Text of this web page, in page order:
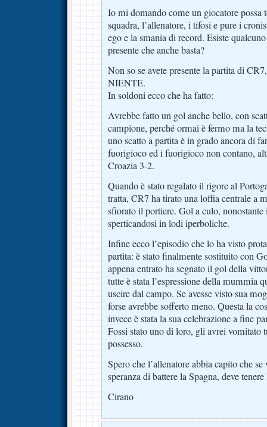
Io mi domando come un giocatore possa
squadra, l’allenatore, i tifosi e pure i
ego e la smania di record. Esiste
presente che anche basta?
Non so se avete presente la partita di
NIENTE.
In soldoni ecco che ha fatto:
Avrebbe fatto un gol anche bello, con
campione, perché ormai è fermo ma la
uno scatto a partita è in grado ancora di
fuorigioco ed i fuorigioco non contano,
Croazia 3-2.
Quando è stato regalato il rigore al
tratta, CR7 ha tirato una loffia centrale a
sfiorato il portiere. Gol a culo,
sperticandosi in lodi iperboliche.
Infine ecco l’episodio che lo ha visto
partita: è stato finalmente sostituito con
appena entrato ha segnato il gol della
tutte è stata l’espressione della mummia
uscire dal campo. Se avesse visto sua
forse avrebbe sofferto meno. Questa la
invece è stata la sua celebrazione a fine
Fossi stato uno di loro, gli avrei vomitato
possesso.
Spero che l’allenatore abbia capito che
speranza di battere la Spagna, deve
Cirano